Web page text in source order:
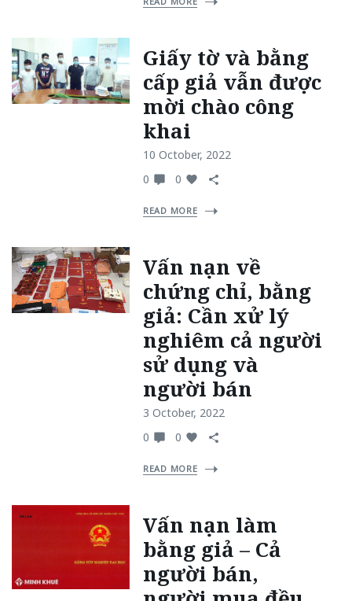
Giấy tờ và bằng
cấp giả vẫn được
mời chào công
khai
10 October, 2022
0
0
READ MORE
Vấn nạn về
chứng chỉ, bằng
giả: Cần xử lý
nghiêm cả người
sử dụng và
người bán
3 October, 2022
0
0
READ MORE
Vấn nạn làm
bằng giả – Cả
người bán,